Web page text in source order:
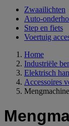
Zwaailichten
Auto-
Step en fiets
Voertuig
Home
Industriële
Elektrisch
Accessoires
Mengmachine